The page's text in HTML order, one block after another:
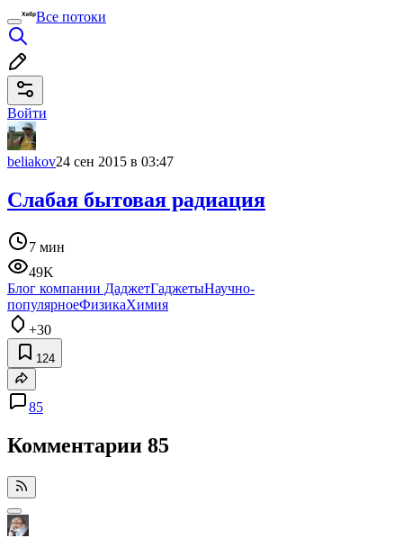
Все потоки
Войти
beliakov24 сен 2015 в 03:47
Слабая бытовая радиация
7 мин
49K
Блог компании ДаджетГаджетыНаучно-
популярноеФизикаХимия
+30
124
85
Комментарии 85